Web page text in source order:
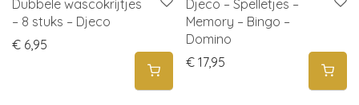
Dubbele wascokrijtjes
– 8 stuks – Djeco
€ 6,95
Djeco – Spelletjes –
Memory – Bingo –
Domino
€ 17,95